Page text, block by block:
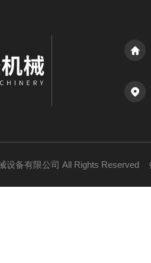
设备有限公司 All Rights Reserved